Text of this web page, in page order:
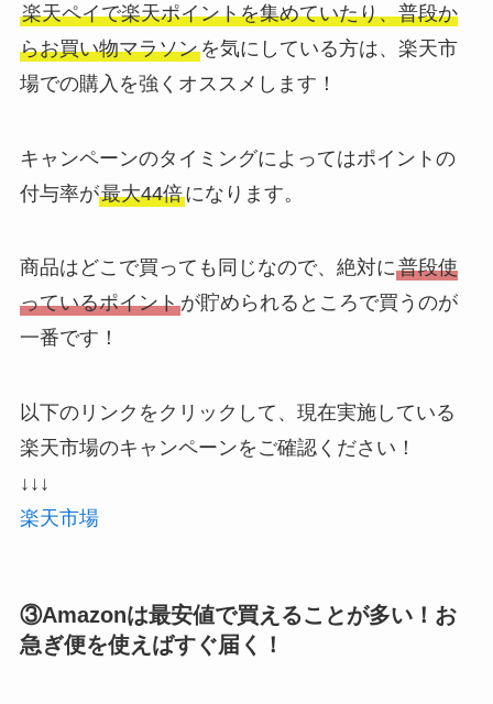
楽天ペイで楽天ポイントを集めていたり、普段か
らお買い物マラソンを気にしている方は、楽天市
場での購入を強くオススメします！
キャンペーンのタイミングによってはポイントの
付与率が最大44倍になります。
商品はどこで買っても同じなので、絶対に普段使
っているポイントが貯められるところで買うのが
一番です！
以下のリンクをクリックして、現在実施している
楽天市場のキャンペーンをご確認ください！
↓↓↓
楽天市場
③Amazonは最安値で買えることが多い！お
急ぎ便を使えばすぐ届く！